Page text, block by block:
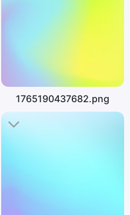
1765190437682.png